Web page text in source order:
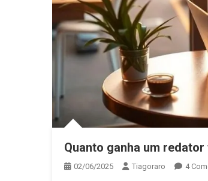
Quanto ganha um
02/06/2025 Tiagoraro 4